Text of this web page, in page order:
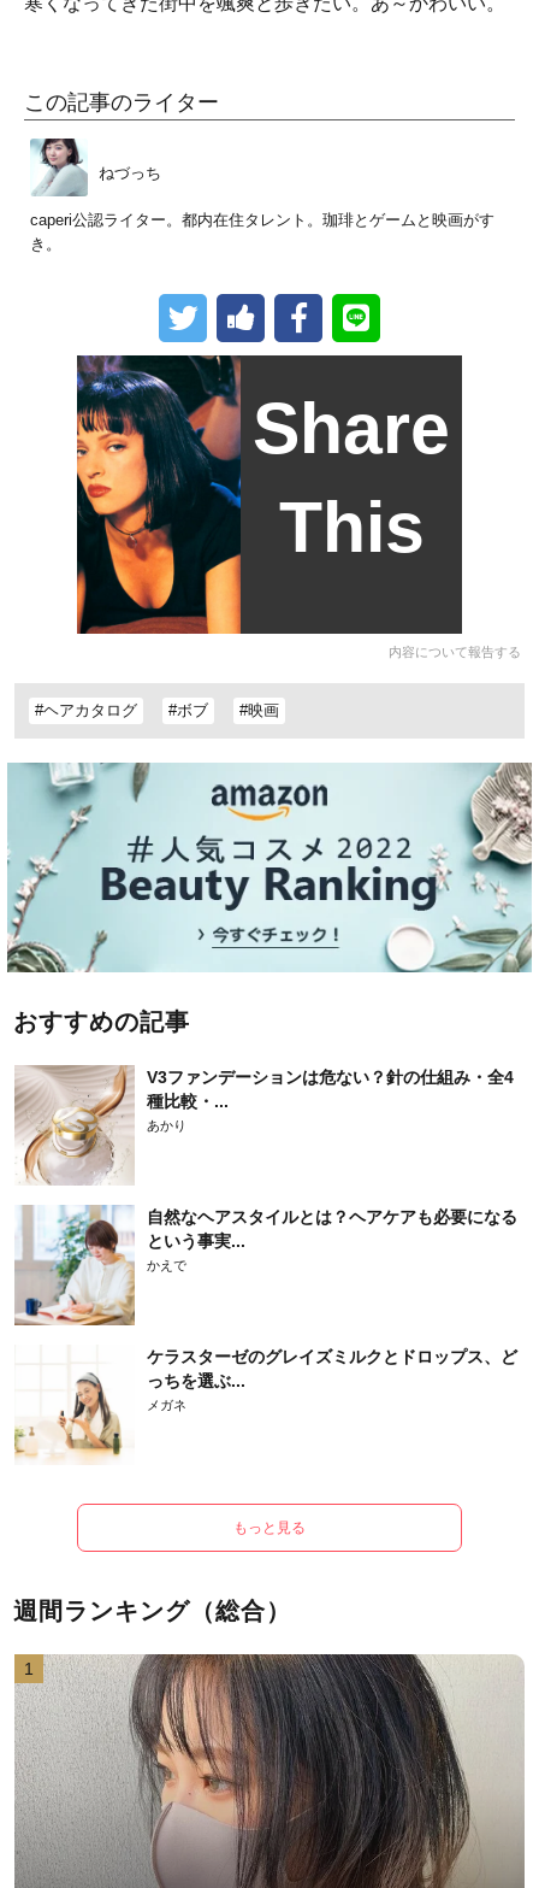
この記事のライター
ねづっち
caperi公認ライター。都内在住タレント。珈琲とゲームと映画がす
き。
Share
This
内容について報告する
#ヘアカタログ #ボブ #映画
おすすめの記事
V3ファンデーションは危ない？針の仕組み・全4
種比較・...
あかり
自然なヘアスタイルとは？ヘアケアも必要になる
という事実...
かえで
ケラスターゼのグレイズミルクとドロップス、ど
っちを選ぶ...
メガネ
もっと見る
週間ランキング（総合）
1